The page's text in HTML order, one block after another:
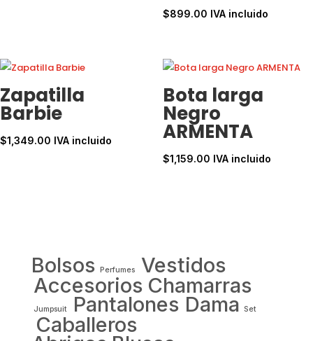
$899.00 IVA incluido
Zapatilla
Barbie
$1,349.00 IVA incluido
Bota larga
Negro
ARMENTA
$1,159.00 IVA incluido
Bolsos Perfumes
Vestidos
Accesorios Chamarras
Jumpsuit Pantalones Dama Set
Caballeros